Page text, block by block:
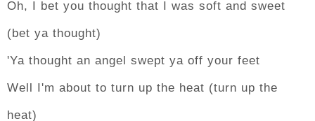
Oh, I bet you thought that I was soft and sweet
(bet ya thought)
'Ya thought an angel swept ya off your feet
Well I'm about to turn up the heat (turn up the
heat)